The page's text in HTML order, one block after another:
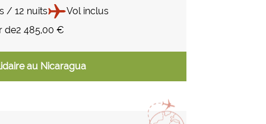
/ 12 nuits
Vol inclus
de2 485,00 €
au Nicaragua